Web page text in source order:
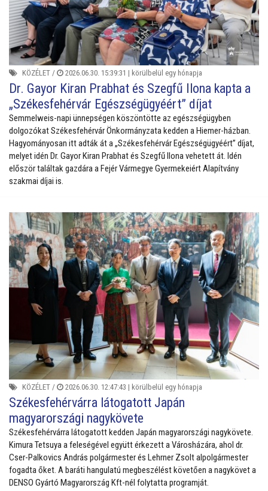
KÖZÉLET / 2026.06.30. 15:39:31 | körülbelül egy hónapja
Dr. Gayor Kiran Prabhat és Szegfű Ilona kapta a
„Székesfehérvár Egészségügyéért” díjat
Semmelweis-napi ünnepségen köszöntötte az egészségügyben
dolgozókat Székesfehérvár Önkormányzata kedden a Hiemer-házban.
Hagyományosan itt adták át a „Székesfehérvár Egészségügyéért” díjat,
melyet idén Dr. Gayor Kiran Prabhat és Szegfű Ilona vehetett át. Idén
először találtak gazdára a Fejér Vármegye Gyermekeiért Alapítvány
szakmai díjai is.
KÖZÉLET / 2026.06.30. 12:47:43 | körülbelül egy hónapja
Székesfehérvárra látogatott Japán
magyarországi nagykövete
Székesfehérvárra látogatott kedden Japán magyarországi nagykövete.
Kimura Tetsuya a feleségével együtt érkezett a Városházára, ahol dr.
Cser-Palkovics András polgármester és Lehrner Zsolt alpolgármester
fogadta őket. A baráti hangulatú megbeszélést követően a nagykövet a
DENSO Gyártó Magyarország Kft-nél folytatta programját.